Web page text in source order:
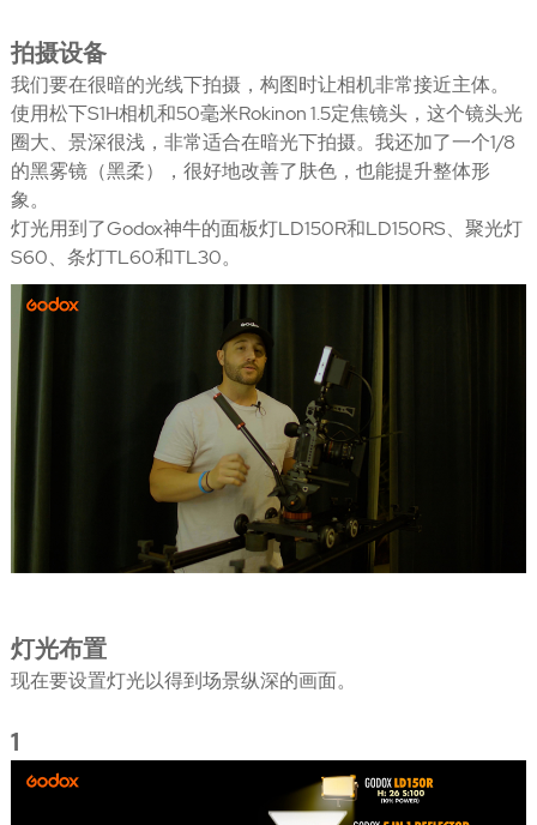
拍摄设备
我们要在很暗的光线下拍摄，构图时让相机非常接近主体。
使用松下S1H相机和50毫米Rokinon 1.5定焦镜头，这个镜头光
圈大、景深很浅，非常适合在暗光下拍摄。我还加了一个1/8
的黑雾镜（黑柔），很好地改善了肤色，也能提升整体形
象。
灯光用到了Godox神牛的面板灯LD150R和LD150RS、聚光灯
S60、条灯TL60和TL30。
灯光布置
现在要设置灯光以得到场景纵深的画面。
1